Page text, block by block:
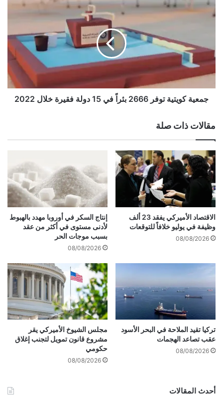
و
ا
أ
س
ه
م
ل
ي
ج
ي
ة
ف
ي
ع
ا
2
2
ج
م
ك
و
ي
ت
و
ف
ر
2
6
6
6
ب
ئ
اً
1
د
و
ة
ف
ق
ي
جمعية كويتية توفر 2666 بئراً في 15 دولة فقيرة خلال 2022
مقالات ذات صلة
الاقتصاد الأميركي يفقد 23 ألف
وظيفة في يوليو خلافاً للتوقعات
08/08/2026
إنتاج السكر في أوروبا مهدد بالهبوط
لأدنى مستوى في أكثر من عقد
بسبب موجات الحر
08/08/2026
تركيا تقيد الملاحة في البحر الأسود
عقب تصاعد الهجمات
08/08/2026
مجلس الشيوخ الأميركي يقر
مشروع قانون تمويل لتجنب إغلاق
حكومي
08/08/2026
أحدث المقالات